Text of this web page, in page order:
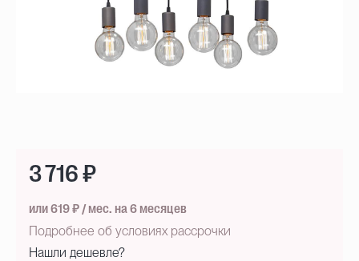
3 716 ₽
или 619 ₽ / мес. на 6 месяцев
Подробнее об условиях рассрочки
Нашли дешевле?